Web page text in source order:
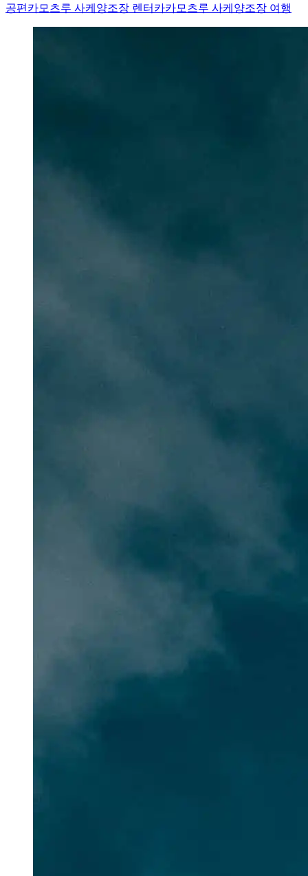
공편 카모츠루 사케양조장 렌터카카모츠루 사케양조장 여행